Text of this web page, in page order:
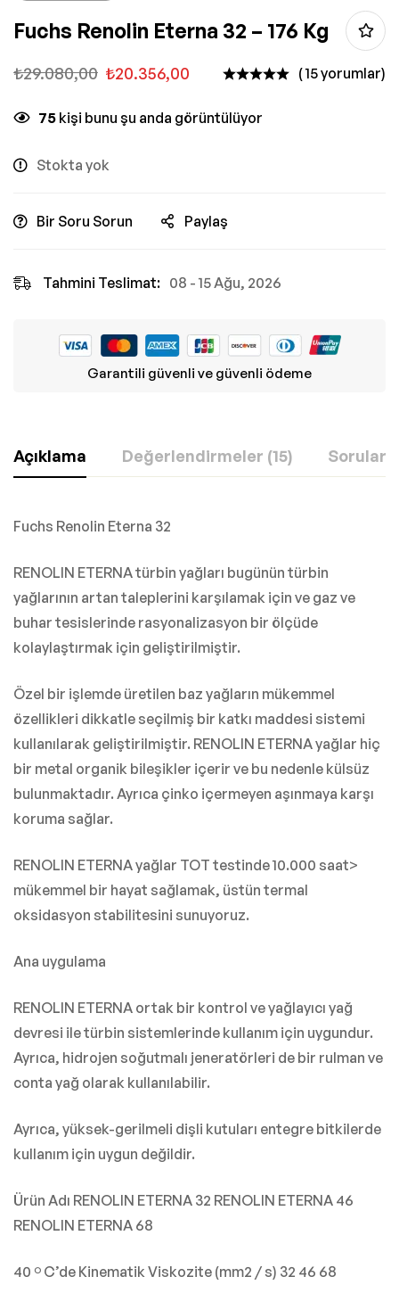
Fuchs Renolin Eterna 32 – 176 Kg
₺29.080,00 ₺20.356,00 ( 15 yorumlar)
75 kişi bunu şu anda görüntülüyor
Stokta yok
Bir Soru Sorun Paylaş
Tahmini Teslimat: 08 - 15 Ağu, 2026
Garantili güvenli ve güvenli ödeme
Açıklama Değerlendirmeler (15) Sorular
Fuchs Renolin Eterna 32
RENOLIN ETERNA türbin yağları bugünün türbin
yağlarının artan taleplerini karşılamak için ve gaz ve
buhar tesislerinde rasyonalizasyon bir ölçüde
kolaylaştırmak için geliştirilmiştir.
Özel bir işlemde üretilen baz yağların mükemmel
özellikleri dikkatle seçilmiş bir katkı maddesi sistemi
kullanılarak geliştirilmiştir. RENOLIN ETERNA yağlar hiç
bir metal organik bileşikler içerir ve bu nedenle külsüz
bulunmaktadır. Ayrıca çinko içermeyen aşınmaya karşı
koruma sağlar.
RENOLIN ETERNA yağlar TOT testinde 10.000 saat>
mükemmel bir hayat sağlamak, üstün termal
oksidasyon stabilitesini sunuyoruz.
Ana uygulama
RENOLIN ETERNA ortak bir kontrol ve yağlayıcı yağ
devresi ile türbin sistemlerinde kullanım için uygundur.
Ayrıca, hidrojen soğutmalı jeneratörleri de bir rulman ve
conta yağ olarak kullanılabilir.
Ayrıca, yüksek-gerilmeli dişli kutuları entegre bitkilerde
kullanım için uygun değildir.
Ürün Adı RENOLIN ETERNA 32 RENOLIN ETERNA 46
RENOLIN ETERNA 68
40 º C’de Kinematik Viskozite (mm2 / s) 32 46 68